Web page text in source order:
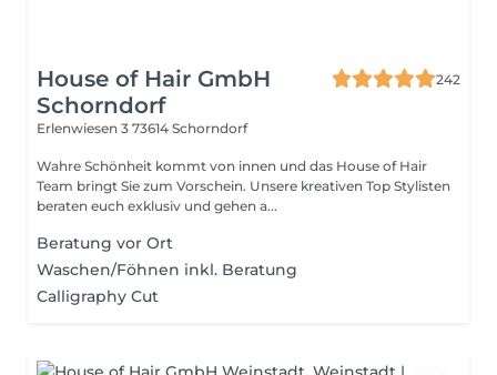
House of Hair GmbH
Schorndorf
242
Erlenwiesen 3 73614 Schorndorf
Wahre Schönheit kommt von innen und das House of Hair
Team bringt Sie zum Vorschein. Unsere kreativen Top Stylisten
beraten euch exklusiv und gehen a...
Beratung vor Ort
Waschen/Föhnen inkl. Beratung
Calligraphy Cut